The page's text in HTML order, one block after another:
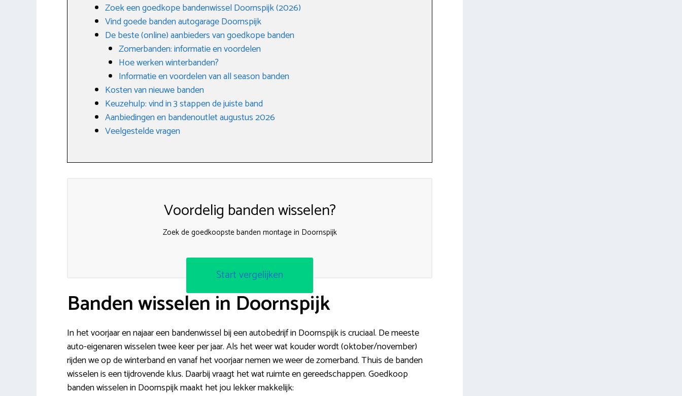
Zoek een goedkope bandenwissel Doornspijk (2026)
Vind goede banden autogarage Doornspijk
De beste (online) aanbieders van goedkope banden
Zomerbanden: informatie en voordelen
Hoe werken winterbanden?
Informatie en voordelen van all season banden
Kosten van nieuwe banden
Keuzehulp: vind in 3 stappen de juiste band
Aanbiedingen en bandenoutlet augustus 2026
Veelgestelde vragen
Voordelig banden wisselen?
Zoek de goedkoopste banden montage in Doornspijk
Start vergelijken
Banden wisselen in Doornspijk
In het voorjaar en najaar een bandenwissel bij een autobedrijf in Doornspijk is cruciaal. De meeste
auto-eigenaren wisselen twee keer per jaar. Als het weer wat kouder wordt (oktober/november)
rijden we op de winterband en vanaf het voorjaar nemen we weer de zomerband. Thuis de banden
wisselen is een tijdrovende klus. Daarbij vraagt het wat ruimte en gereedschappen. Goedkoop
banden wisselen in Doornspijk maakt het jou lekker makkelijk: